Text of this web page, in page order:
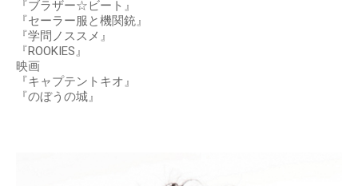
『ブラザー☆ビート』
『セーラー服と機関銃』
『学問ノススメ』
『ROOKIES』
映画
『キャプテントキオ』
『のぼうの城』